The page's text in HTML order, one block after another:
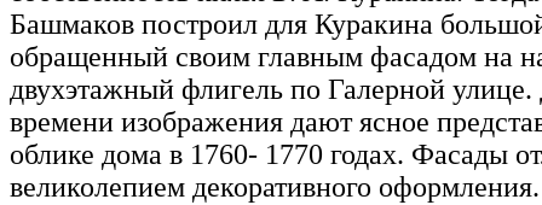
Башмаков построил для Куракина
обращенный своим главным фасадом на
двухэтажный флигель по Галерной
времени изображения дают ясное
облике дома в 1760- 1770 годах. Фасады
великолепием декоративного оформления.